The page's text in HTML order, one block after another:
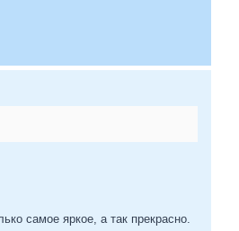
самое яркое, а так прекрасно.